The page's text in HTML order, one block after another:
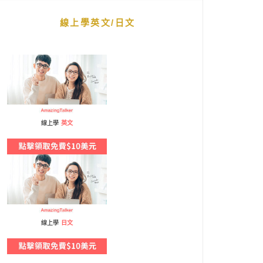
線上學英文/日文
線上學 英文
線上學 日文